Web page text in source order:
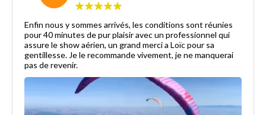
Enfin nous y sommes arrivés, les conditions sont réunies
pour 40 minutes de pur plaisir avec un professionnel qui
assure le show aérien, un grand merci a Loïc pour sa
gentillesse. Je le recommande vivement, je ne manquerai
pas de revenir.